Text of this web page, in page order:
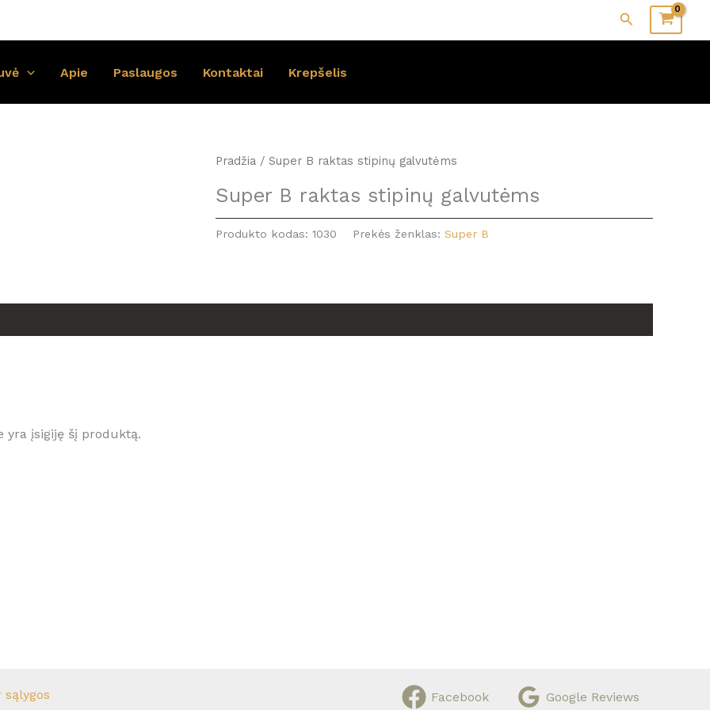
Paieška
Apie Paslaugos Kontaktai Krepšelis
Pradžia / Super B raktas stipinų galvutėms
Super B raktas stipinų galvutėms
Produkto kodas: 1030 Prekės ženklas: Super B
yra įsigiję šį produktą.
sąlygos Facebook Google Reviews